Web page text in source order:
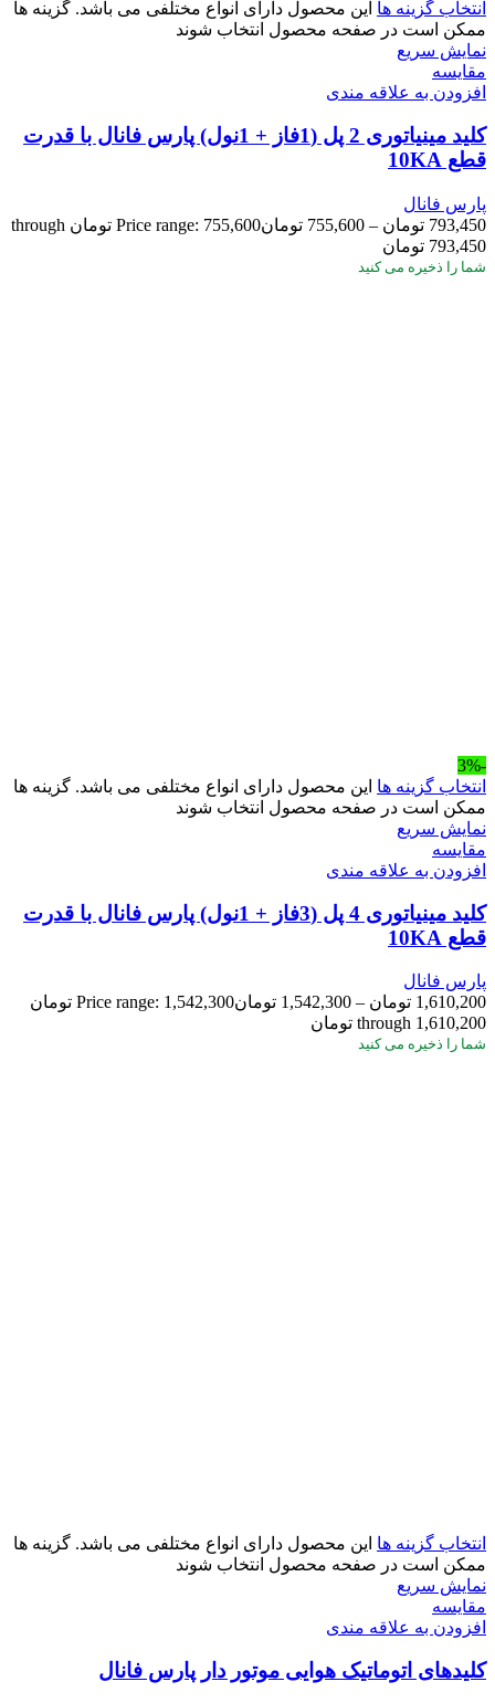
انتخاب گزینه ها این محصول دارای انواع مختلفی می باشد. گزینه ها
ممکن است در صفحه محصول انتخاب شوند
نمایش سریع
مقايسه
افزودن به علاقه مندی
کلید مینیاتوری 2 پل (1فاز + 1نول) پارس فانال با قدرت
قطع 10KA
پارس فانال
793,450 تومان –
755,600 تومان
Price range: 755,600 تومان through
793,450 تومان
شما را ذخیره می کنید
-3%
انتخاب گزینه ها این محصول دارای انواع مختلفی می باشد. گزینه ها
ممکن است در صفحه محصول انتخاب شوند
نمایش سریع
مقايسه
افزودن به علاقه مندی
کلید مینیاتوری 4 پل (3فاز + 1نول) پارس فانال با قدرت
قطع 10KA
پارس فانال
1,610,200 تومان –
1,542,300 تومان
Price range: 1,542,300 تومان
through 1,610,200 تومان
شما را ذخیره می کنید
انتخاب گزینه ها این محصول دارای انواع مختلفی می باشد. گزینه ها
ممکن است در صفحه محصول انتخاب شوند
نمایش سریع
مقايسه
افزودن به علاقه مندی
کلیدهای اتوماتیک هوایی موتور دار پارس فانال